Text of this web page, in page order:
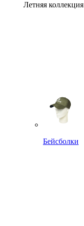
Летняя коллекция
Бейсболки